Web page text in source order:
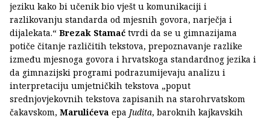
jeziku kako bi učenik bio vješt u komunikaciji i
razlikovanju standarda od mjesnih govora, narječja i
dijalekata.“ Brezak Stamać tvrdi da se u gimnazijama
potiče čitanje različitih tekstova, prepoznavanje razlike
između mjesnoga govora i hrvatskoga standardnog jezika i
da gimnazijski programi podrazumijevaju analizu i
interpretaciju umjetničkih tekstova „poput
srednjovjekovnih tekstova zapisanih na starohrvatskom
čakavskom, Marulićeva epa Judita, baroknih kajkavskih